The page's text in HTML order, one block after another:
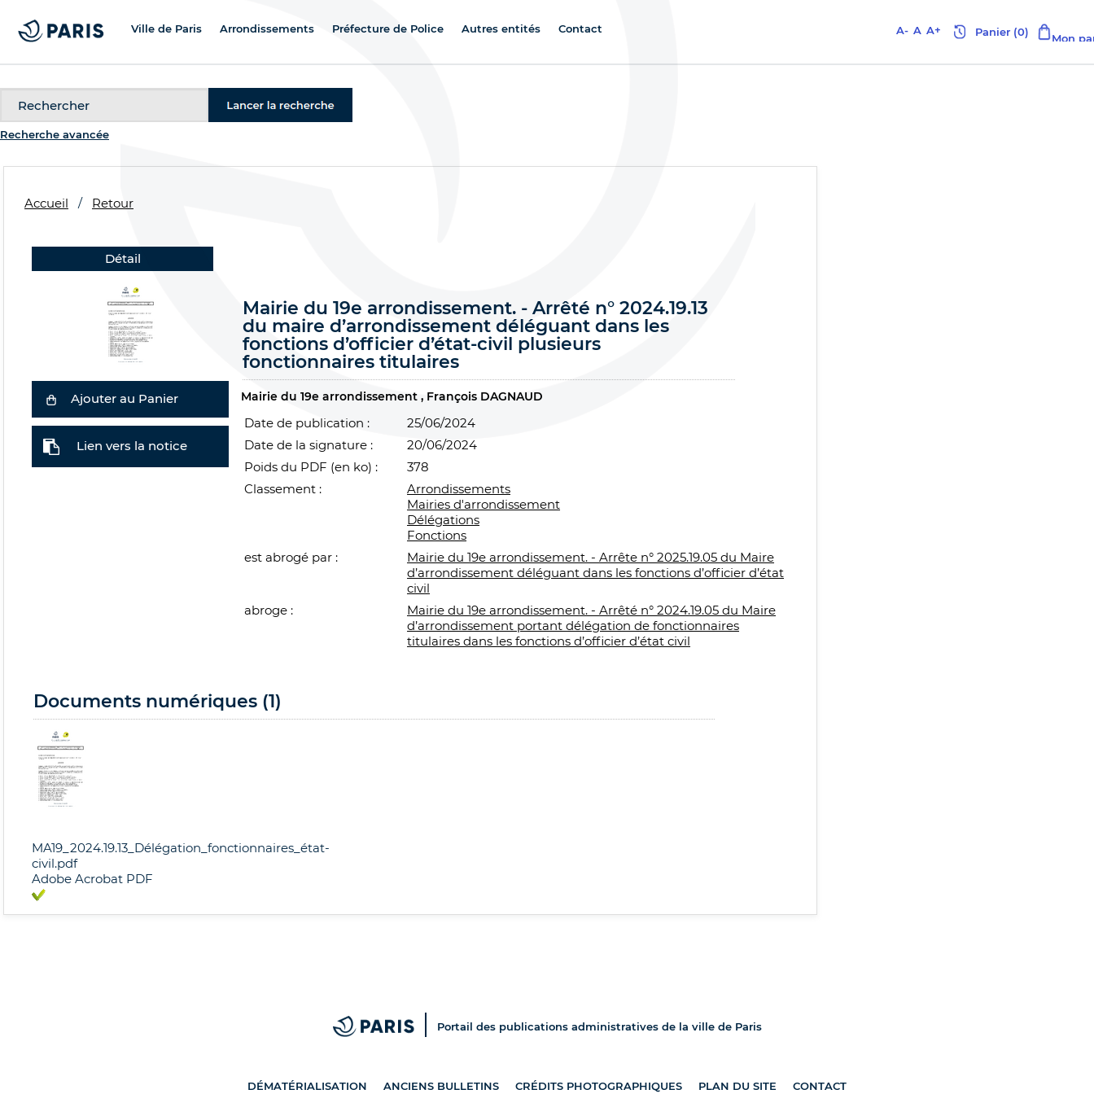
Ville de Paris Arrondissements Préfecture de Police Autres entités Contact A- A A+
Recherche avancée
Accueil Retour
Détail
Ajouter au Panier
Lien vers la notice
Mairie du 19e arrondissement. - Arrêté n° 2024.19.13
du maire d’arrondissement déléguant dans les
fonctions d’officier d’état-civil plusieurs
fonctionnaires titulaires
Mairie du 19e arrondissement François DAGNAUD
Date de publication :
25/06/2024
Date de la signature :
20/06/2024
Poids du PDF (en ko) :
378
Classement :
Arrondissements
Mairies d'arrondissement
Délégations
Fonctions
est abrogé par :
Mairie du 19e arrondissement. - Arrête n° 2025.19.05 du Maire
d’arrondissement déléguant dans les fonctions d’officier d’état
civil
abroge :
Mairie du 19e arrondissement. - Arrêté n° 2024.19.05 du Maire
d’arrondissement portant délégation de fonctionnaires
titulaires dans les fonctions d’officier d’état civil
Documents numériques (1)
MA19_2024.19.13_Délégation_fonctionnaires_état-
civil.pdf
Adobe Acrobat PDF
Portail des publications administratives de la ville de Paris
DÉMATÉRIALISATION ANCIENS BULLETINS CRÉDITS PHOTOGRAPHIQUES PLAN DU SITE CONTACT